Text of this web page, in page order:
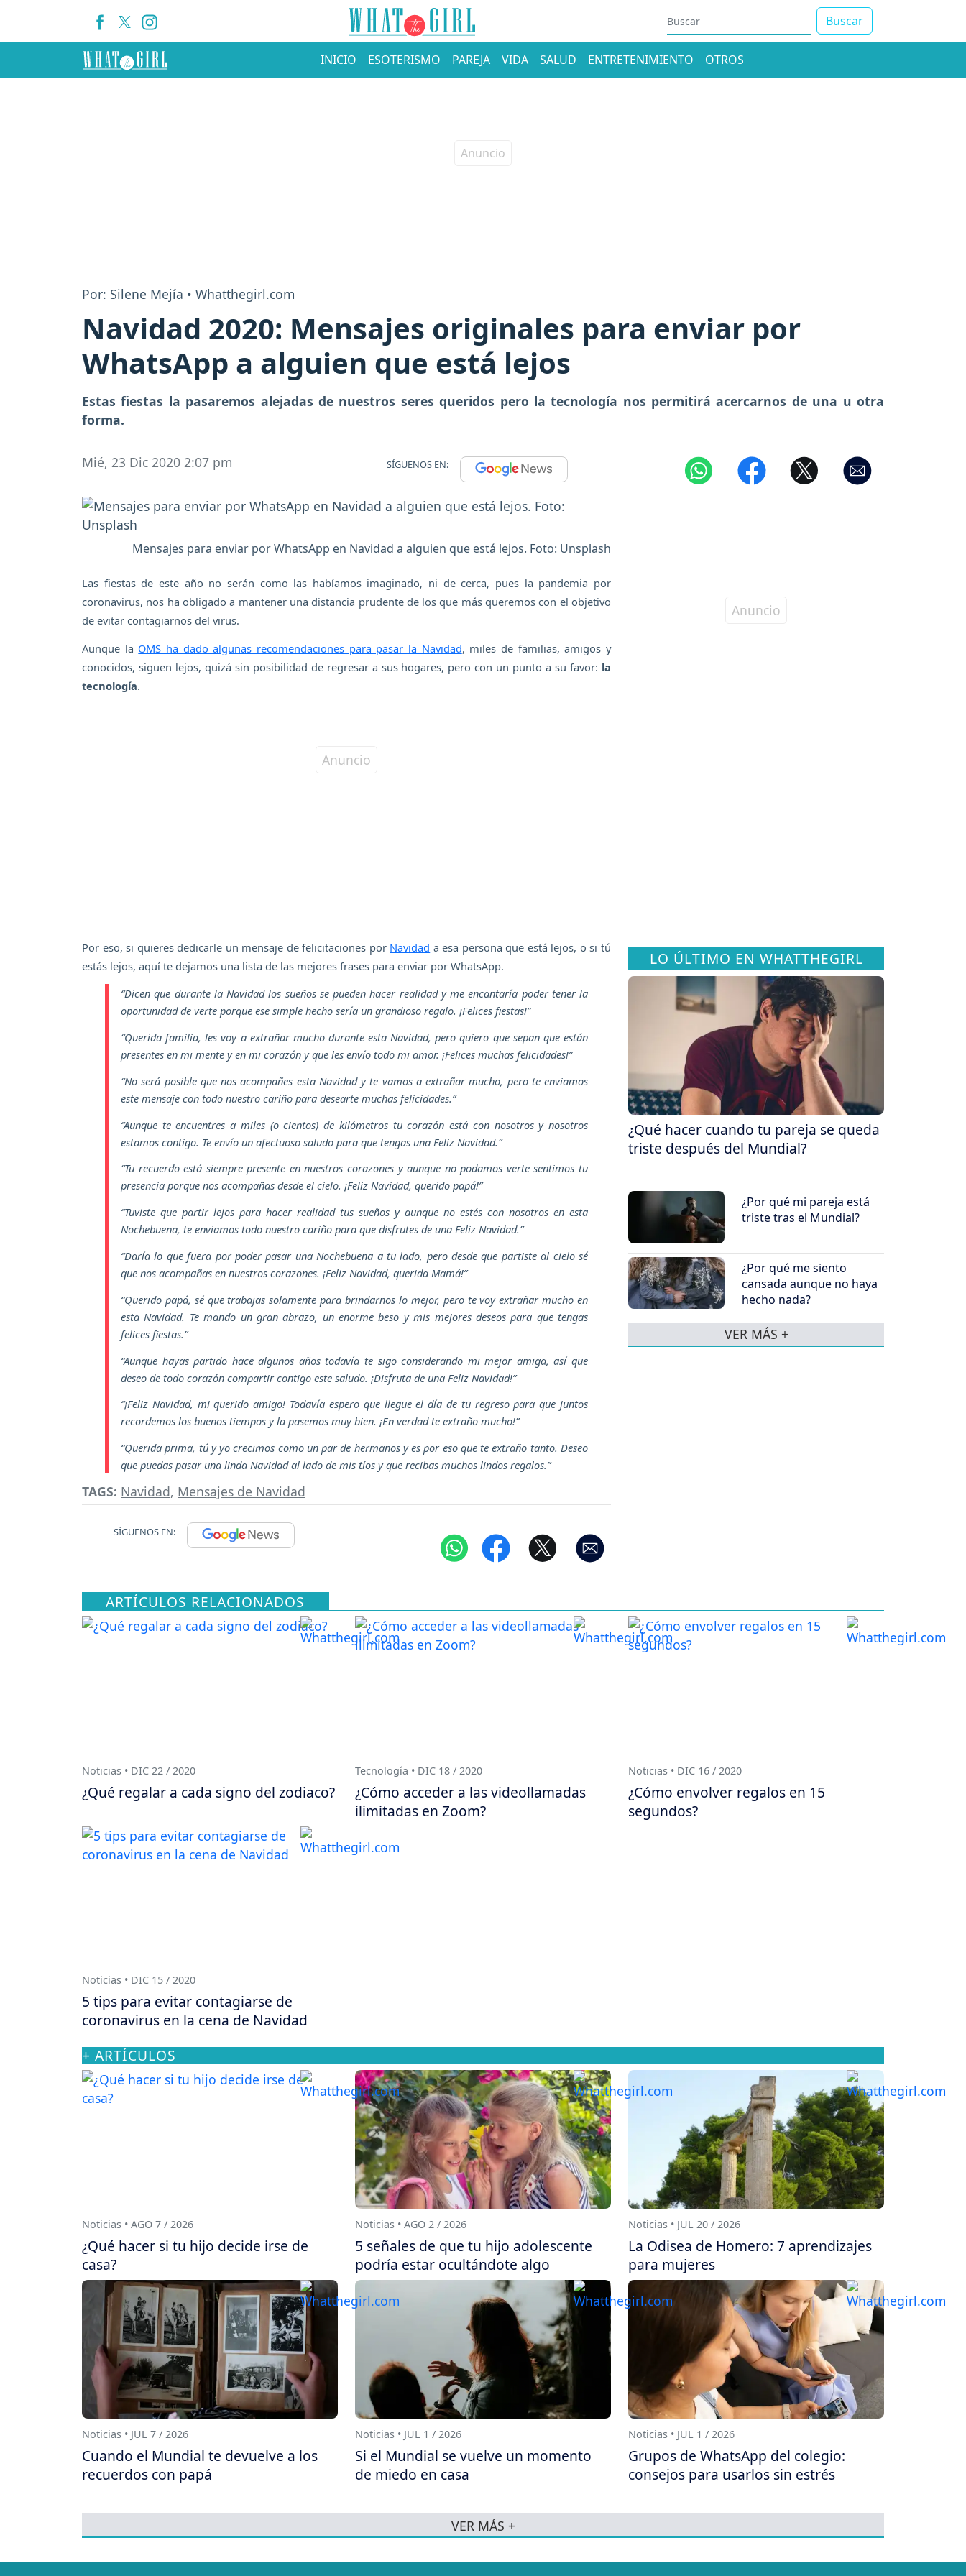
Buscar
INICIO ESOTERISMO PAREJA VIDA SALUD ENTRETENIMIENTO OTROS
Por: Silene Mejía • Whatthegirl.com
Navidad 2020: Mensajes originales para enviar por
WhatsApp a alguien que está lejos
Estas fiestas la pasaremos alejadas de nuestros seres queridos pero la tecnología nos permitirá acercarnos de una u otra
forma.
Mié, 23 Dic 2020 2:07 pm SÍGUENOS EN:
Mensajes para enviar por WhatsApp en Navidad a alguien que está lejos. Foto: Unsplash
Las fiestas de este año no serán como las habíamos imaginado, ni de cerca, pues la pandemia por
coronavirus, nos ha obligado a mantener una distancia prudente de los que más queremos con el objetivo
de evitar contagiarnos del virus.
Aunque la OMS ha dado algunas recomendaciones para pasar la Navidad, miles de familias, amigos y
conocidos, siguen lejos, quizá sin posibilidad de regresar a sus hogares, pero con un punto a su favor: la
tecnología.
Por eso, si quieres dedicarle un mensaje de felicitaciones por Navidad a esa persona que está lejos, o si tú
estás lejos, aquí te dejamos una lista de las mejores frases para enviar por WhatsApp.
“Dicen que durante la Navidad los sueños se pueden hacer realidad y me encantaría poder tener la
oportunidad de verte porque ese simple hecho sería un grandioso regalo. ¡Felices fiestas!”
“Querida familia, les voy a extrañar mucho durante esta Navidad, pero quiero que sepan que están
presentes en mi mente y en mi corazón y que les envío todo mi amor. ¡Felices muchas felicidades!”
“No será posible que nos acompañes esta Navidad y te vamos a extrañar mucho, pero te enviamos
este mensaje con todo nuestro cariño para desearte muchas felicidades.”
“Aunque te encuentres a miles (o cientos) de kilómetros tu corazón está con nosotros y nosotros
estamos contigo. Te envío un afectuoso saludo para que tengas una Feliz Navidad.”
“Tu recuerdo está siempre presente en nuestros corazones y aunque no podamos verte sentimos tu
presencia porque nos acompañas desde el cielo. ¡Feliz Navidad, querido papá!”
“Tuviste que partir lejos para hacer realidad tus sueños y aunque no estés con nosotros en esta
Nochebuena, te enviamos todo nuestro cariño para que disfrutes de una Feliz Navidad.”
“Daría lo que fuera por poder pasar una Nochebuena a tu lado, pero desde que partiste al cielo sé
que nos acompañas en nuestros corazones. ¡Feliz Navidad, querida Mamá!”
“Querido papá, sé que trabajas solamente para brindarnos lo mejor, pero te voy extrañar mucho en
esta Navidad. Te mando un gran abrazo, un enorme beso y mis mejores deseos para que tengas
felices fiestas.”
“Aunque hayas partido hace algunos años todavía te sigo considerando mi mejor amiga, así que
deseo de todo corazón compartir contigo este saludo. ¡Disfruta de una Feliz Navidad!”
“¡Feliz Navidad, mi querido amigo! Todavía espero que llegue el día de tu regreso para que juntos
recordemos los buenos tiempos y la pasemos muy bien. ¡En verdad te extraño mucho!”
“Querida prima, tú y yo crecimos como un par de hermanos y es por eso que te extraño tanto. Deseo
que puedas pasar una linda Navidad al lado de mis tíos y que recibas muchos lindos regalos.”
TAGS: Navidad, Mensajes de Navidad
SÍGUENOS EN:
LO ÚLTIMO EN WHATTHEGIRL
¿Qué hacer cuando tu pareja se queda
triste después del Mundial?
¿Por qué mi pareja está
triste tras el Mundial?
¿Por qué me siento
cansada aunque no haya
hecho nada?
VER MÁS +
ARTÍCULOS RELACIONADOS
Noticias • DIC 22 / 2020
¿Qué regalar a cada signo del zodiaco?
Tecnología • DIC 18 / 2020
¿Cómo acceder a las videollamadas
ilimitadas en Zoom?
Noticias • DIC 16 / 2020
¿Cómo envolver regalos en 15
segundos?
Noticias • DIC 15 / 2020
5 tips para evitar contagiarse de
coronavirus en la cena de Navidad
+ ARTÍCULOS
Noticias • AGO 7 / 2026
¿Qué hacer si tu hijo decide irse de
casa?
Noticias • AGO 2 / 2026
5 señales de que tu hijo adolescente
podría estar ocultándote algo
Noticias • JUL 20 / 2026
La Odisea de Homero: 7 aprendizajes
para mujeres
Noticias • JUL 7 / 2026
Cuando el Mundial te devuelve a los
recuerdos con papá
Noticias • JUL 1 / 2026
Si el Mundial se vuelve un momento
de miedo en casa
Noticias • JUL 1 / 2026
Grupos de WhatsApp del colegio:
consejos para usarlos sin estrés
VER MÁS +